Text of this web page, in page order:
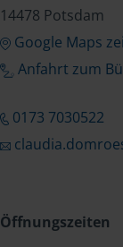
14478 Potsdam
Google Maps
Anfahrt zum
0173 7030522
Öffnungszeiten